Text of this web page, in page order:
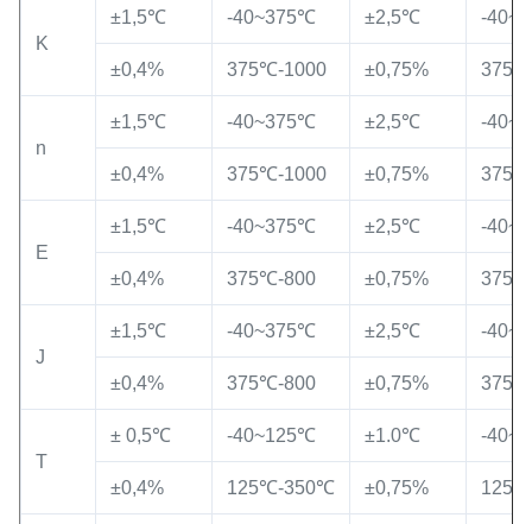
K
±1,5℃ -40~375℃ ±2,5℃ -
±0,4% 375℃-1000 ±0,75%
n
±1,5℃ -40~375℃ ±2,5℃ -
±0,4% 375℃-1000 ±0,75%
E
±1,5℃ -40~375℃ ±2,5℃ -
±0,4% 375℃-800 ±0,75%
J
±1,5℃ -40~375℃ ±2,5℃ -
±0,4% 375℃-800 ±0,75%
T
± 0,5℃ -40~125℃ ±1.0℃ -
±0,4% 125℃-350℃ ±0,75%